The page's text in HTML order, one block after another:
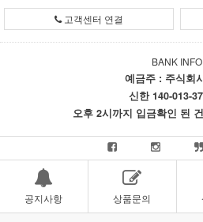
고객센터 연결
BANK INFO
예금주 : 주식회
신한 140-013-
오후 2시까지 입금확인 된
공지사항 상품문의